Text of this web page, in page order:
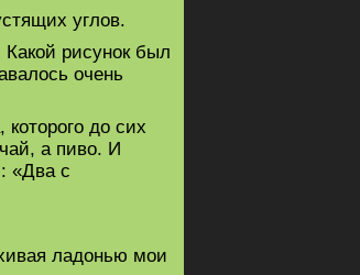
углов.
рисунок был
очень
до сих
а пиво. И
«Два с
ладонью мои